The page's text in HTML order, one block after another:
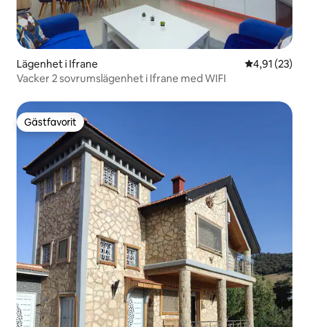
Lägenhet i Ifrane 4,91 av 5 i
4,91 (23)
Vacker 2 sovrumslägenhet i Ifrane med WIFI
Gästfavorit
Gästfavorit